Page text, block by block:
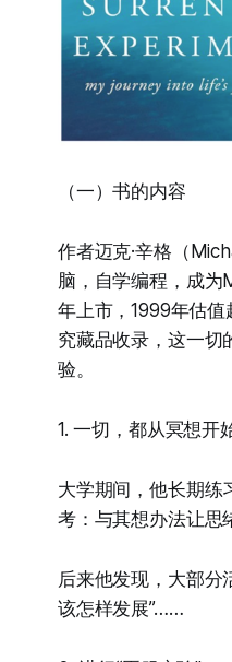
（一）书的内容
作者迈克·辛格（
脑，自学编程，成
年上市，1999年估
究藏品收录，这一
验。
1. 一切，都从冥想开
大学期间，他长期练
考：与其想办法让思
后来他发现，大部分
该怎样发展”……